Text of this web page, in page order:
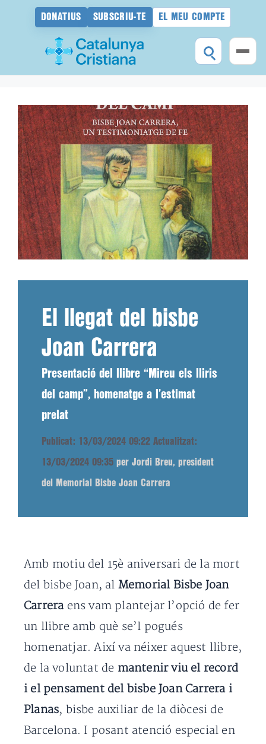
DONATIUS SUBSCRIU-TE EL MEU COMPTE
contingut
El llegat del bisbe
Joan Carrera
Presentació del llibre “Mireu els lliris
del camp”, homenatge a l’estimat
prelat
Publicat: 13/03/2024 09:22 Actualitzat:
13/03/2024 09:35 per Jordi Breu, president
del Memorial Bisbe Joan Carrera
Amb motiu del 15è aniversari de la mort
del bisbe Joan, al Memorial Bisbe Joan
Carreraens vam plantejar l’opció de fer
un llibre amb què se’l pogués
homenatjar. Així va néixer aquest llibre,
de la voluntat de mantenir viu el record
i el pensament del bisbe Joan Carrera i
Planas, bisbe auxiliar de la diòcesi de
Barcelona. I posant atenció especial en